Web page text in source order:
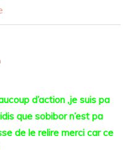
d’action ,je suis pa
que sobibor n’est pa
de le relire merci car ce